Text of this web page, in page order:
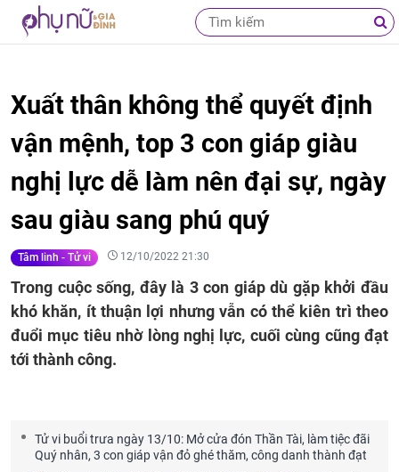
Xuất thân không thể quyết định
vận mệnh, top 3 con giáp giàu
nghị lực dễ làm nên đại sự, ngày
sau giàu sang phú quý
Tâm linh - Tử vi 12/10/2022 21:30
Trong cuộc sống, đây là 3 con giáp dù gặp khởi đầu
khó khăn, ít thuận lợi nhưng vẫn có thể kiên trì theo
đuổi mục tiêu nhờ lòng nghị lực, cuối cùng cũng đạt
tới thành công.
Tử vi buổi trưa ngày 13/10: Mở cửa đón Thần Tài, làm tiệc đãi
Quý nhân, 3 con giáp vận đỏ ghé thăm, công danh thành đạt